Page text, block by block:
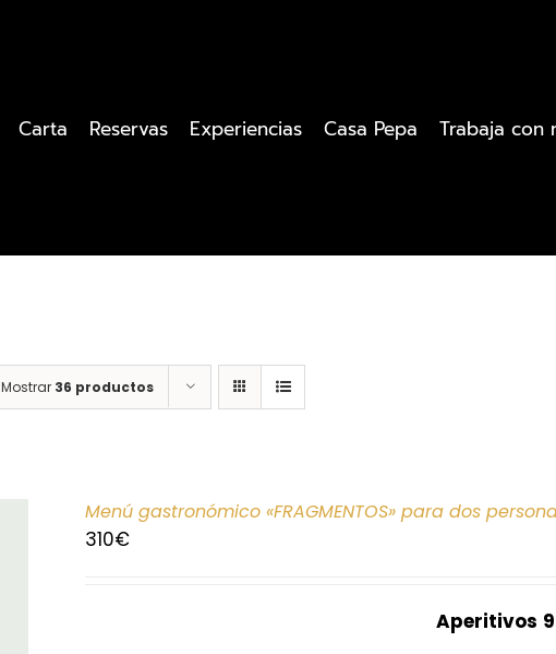
Carta Reservas Experiencias Casa Pepa Trabaja con
Mostrar 36 productos
Menú gastronómico «FRAGMENTOS» para dos
310€
Aperitivos